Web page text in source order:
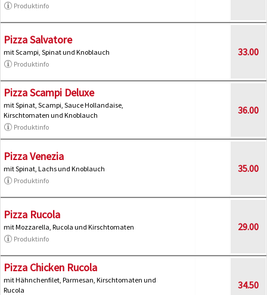
Produktinfo
Pizza Salvatore
mit Scampi, Spinat und Knoblauch
Produktinfo
33.00
Pizza Scampi Deluxe
mit Spinat, Scampi, Sauce Hollandaise,
Kirschtomaten und Knoblauch
Produktinfo
36.00
Pizza Venezia
mit Spinat, Lachs und Knoblauch
Produktinfo
35.00
Pizza Rucola
mit Mozzarella, Rucola und Kirschtomaten
Produktinfo
29.00
Pizza Chicken Rucola
mit Hähnchenfilet, Parmesan, Kirschtomaten und
Rucola
34.50